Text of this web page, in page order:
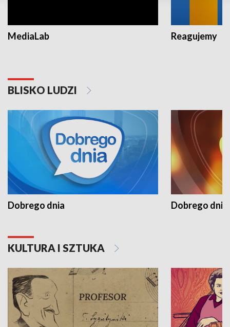
MediaLab Reagujemy
BLISKO LUDZI
Dobrego dnia Dobrego dnia
KULTURA I SZTUKA